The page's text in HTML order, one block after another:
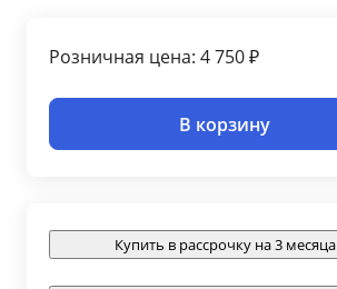
Розничная цена: 4 750 ₽
В корзину
Купить в рассрочку на 3 месяца